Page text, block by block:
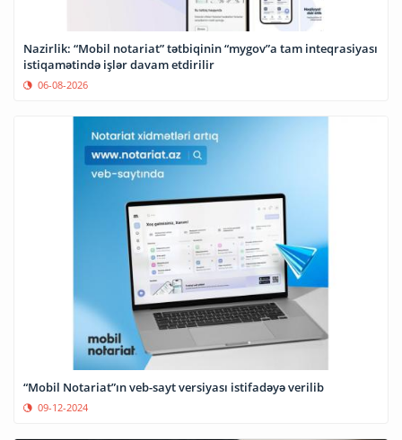
Nazirlik: “Mobil notariat” tətbiqinin “mygov”a tam inteqrasiyası
istiqamətində işlər davam etdirilir
06-08-2026
“Mobil Notariat”ın veb-sayt versiyası istifadəyə verilib
09-12-2024